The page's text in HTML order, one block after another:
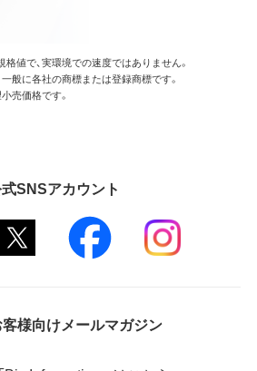
値で、実環境での速度ではありません。
般に各社の商標または登録商標です。
売価格です。
SNSアカウント
様向けメールマガジン